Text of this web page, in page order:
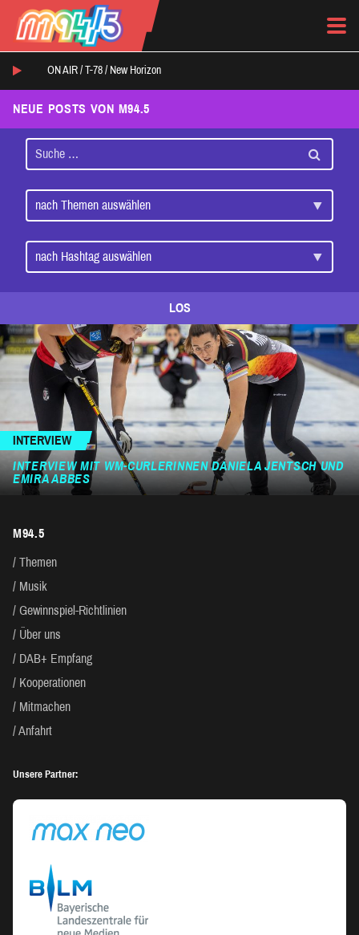
ON AIR / T-78 / New Horizon
NEUE POSTS VON M94.5
LOS
INTERVIEW
INTERVIEW MIT WM-CURLERINNEN DANIELA JENTSCH UND
EMIRA ABBES
M94.5
Themen
Musik
Gewinnspiel-Richtlinien
Über uns
DAB+ Empfang
Kooperationen
Mitmachen
Anfahrt
Unsere Partner: